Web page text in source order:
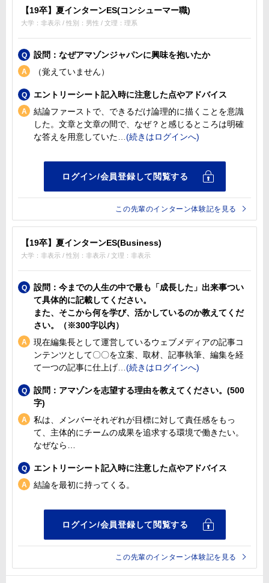
【19卒】夏インターンES(コンシューマー職)
大学：非表示 / 性別：男性 / 文理：理系
設問：なぜアマゾンジャパンに興味を抱いたか
（覚えていません）
エントリーシート記入時に注意した点やアドバイス
結論ファーストで、できるだけ論理的に描くことを意識
した。文章と文章の間で、なぜ？と感じるところは明確
な答えを用意していた
この先輩のインターン体験記を見る
【19卒】夏インターンES(Business)
大学：非表示 / 性別：非表示 / 文理：非表示
設問：今までの人生の中で最も「成長した」出来事つい
て具体的に記載してください。
また、そこから何を学び、活かしているのか教えてくだ
さい。（※300字以内）
現在編集長として運営しているウェブメディアの記事コ
ンテンツとして〇〇を立案、取材、記事執筆、編集を経
て一つの記事に仕上げ
設問：アマゾンを志望する理由を教えてください。(500
字)
私は、メンバーそれぞれが目標に対して責任感をもっ
て、主体的にチームの成果を追求する環境で働きたい。
なぜなら…
エントリーシート記入時に注意した点やアドバイス
結論を最初に持ってくる。
この先輩のインターン体験記を見る